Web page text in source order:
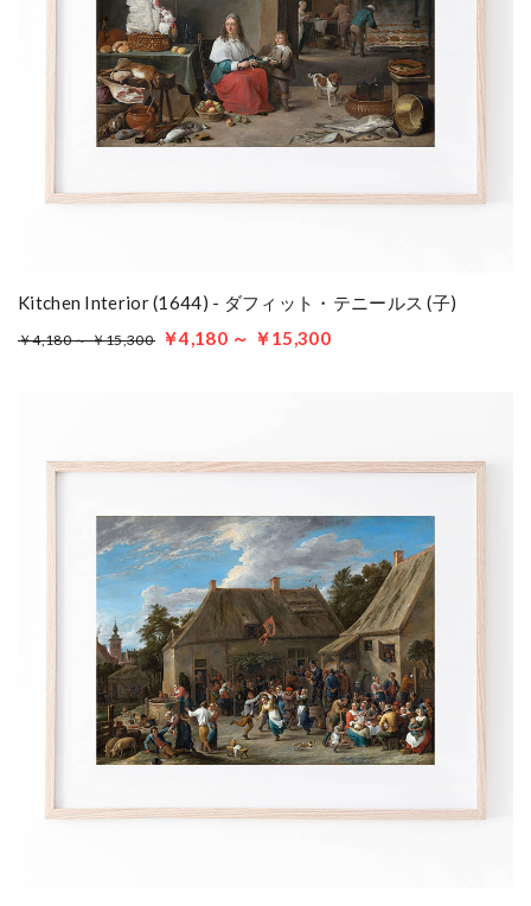
Kitchen Interior (1644) - ダフィット・テニールス (子)
￥4,180 ～ ￥15,300 ￥4,180 ～ ￥15,300